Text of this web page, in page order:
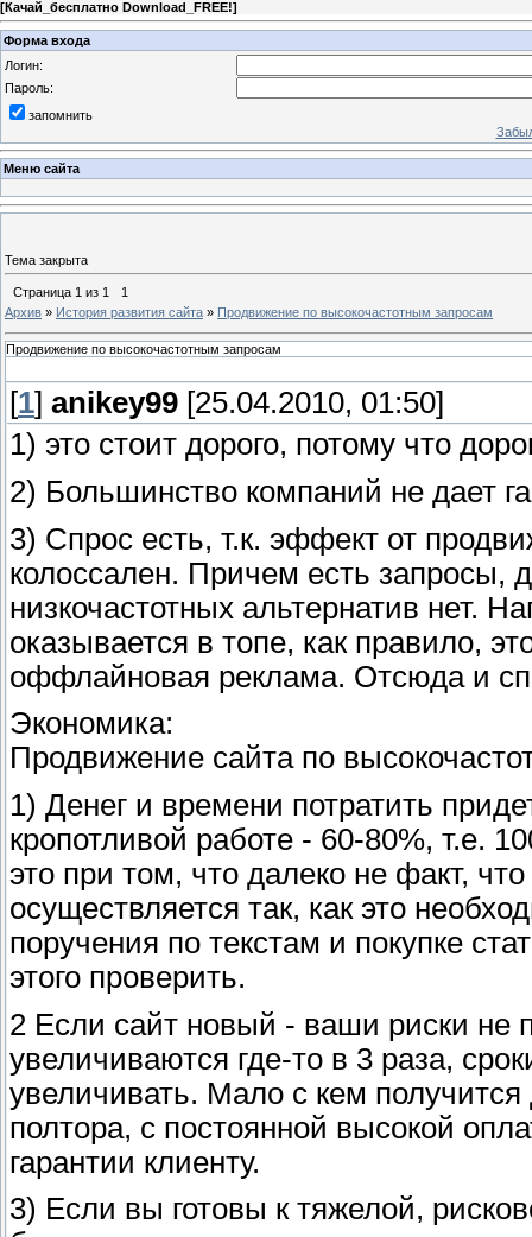
[Качай_бесплатно Download_FREE!]
Форма входа
Логин:
Пароль:
запомнить
Меню сайта
Тема закрыта
Страница 1 из 1
1
Архив » История развития сайта » Продвижение по высокочастотным запросам
Продвижение по высокочастотным запросам
[1] anikey99 [25.04.2010, 01:50]
1) это стоит дорого, потому что
2) Большинство компаний не дает
3) Спрос есть, т.к. эффект от
колоссален. Причем есть запросы,
низкочастотных альтернатив нет.
оказывается в топе, как правило,
оффлайновая реклама. Отсюда и
Экономика:
Продвижение сайта по
1) Денег и времени потратить
кропотливой работе - 60-80%, т.е.
это при том, что далеко не факт,
осуществляется так, как это
поручения по текстам и покупке
этого проверить.
2 Если сайт новый - ваши риски не
увеличиваются где-то в 3 раза,
увеличивать. Мало с кем получится
полтора, с постоянной высокой
гарантии клиенту.
3) Если вы готовы к тяжелой,